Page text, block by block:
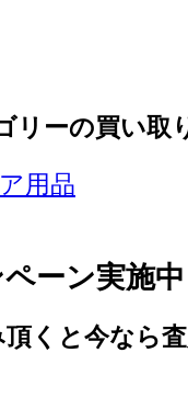
リーの買い取
用品
ーン実施